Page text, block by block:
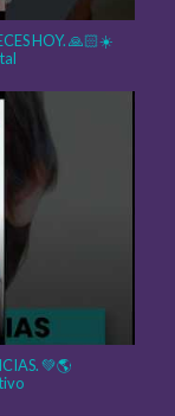
HOY. 🙏🏻☀️
💚🌎